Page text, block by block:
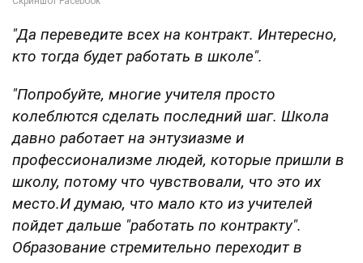
"Да переведите всех на контракт. Интересно,
кто тогда будет работать в школе".
"Попробуйте, многие учителя просто
колеблются сделать последний шаг. Школа
давно работает на энтузиазме и
профессионализме людей, которые пришли в
школу, потому что чувствовали, что это их
место.И думаю, что мало кто из учителей
пойдет дальше "работать по контракту".
Образование стремительно переходит в